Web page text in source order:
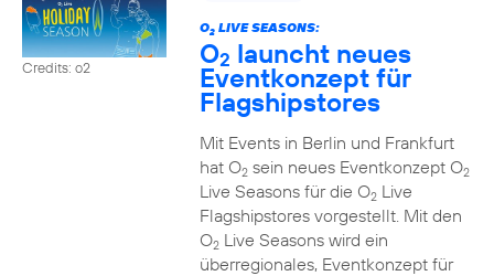
Credits: o2
O2LIVE SEASONS:
O2 launcht neues
Eventkonzept für
Flagshipstores
Mit Events in Berlin und Frankfurt
hat O2sein neues Eventkonzept O2
Live Seasons für die O2Live
Flagshipstores vorgestellt. Mit den
O2Live Seasons wird ein
überregionales, Eventkonzept für